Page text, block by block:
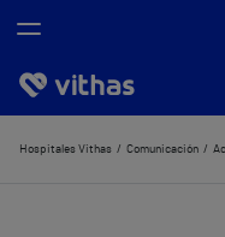
Nosotros
Hospitales Vithas Comunicación